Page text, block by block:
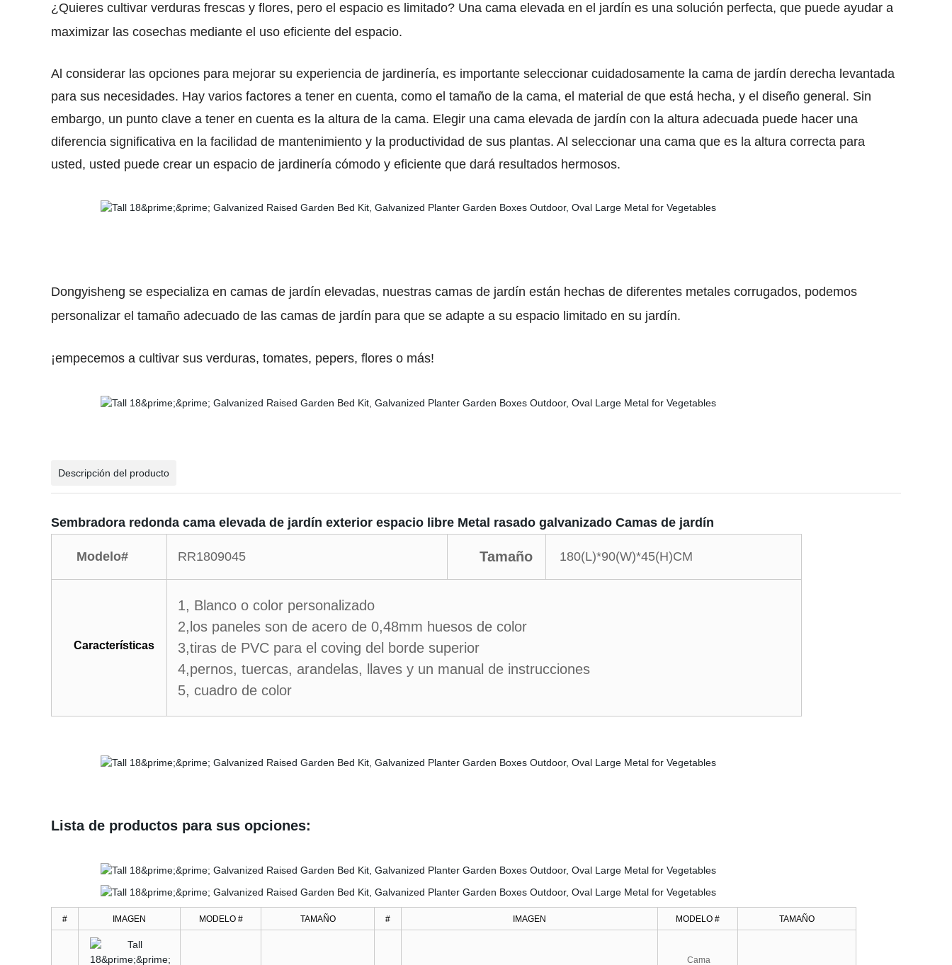
¿Quieres cultivar verduras frescas y flores, pero el espacio es limitado? Una cama elevada en el jardín es una solución perfecta, que puede ayudar a
maximizar las cosechas mediante el uso eficiente del espacio.
Al considerar las opciones para mejorar su experiencia de jardinería, es importante seleccionar cuidadosamente la cama de jardín derecha levantada
para sus necesidades. Hay varios factores a tener en cuenta, como el tamaño de la cama, el material de que está hecha, y el diseño general. Sin
embargo, un punto clave a tener en cuenta es la altura de la cama. Elegir una cama elevada de jardín con la altura adecuada puede hacer una
diferencia significativa en la facilidad de mantenimiento y la productividad de sus plantas. Al seleccionar una cama que es la altura correcta para
usted, usted puede crear un espacio de jardinería cómodo y eficiente que dará resultados hermosos.
Dongyisheng se especializa en camas de jardín elevadas, nuestras camas de jardín están hechas de diferentes metales corrugados, podemos
personalizar el tamaño adecuado de las camas de jardín para que se adapte a su espacio limitado en su jardín.
¡empecemos a cultivar sus verduras, tomates, pepers, flores o más!
Descripción del producto
Sembradora redonda cama elevada de jardín exterior espacio libre Metal rasado galvanizado Camas de jardín
Modelo# RR1809045 Tamaño 180(L)*90(W)*45(H)CM
Características
1, Blanco o color personalizado
2,los paneles son de acero de 0,48mm huesos de color
3,tiras de PVC para el coving del borde superior
4,pernos, tuercas, arandelas, llaves y un manual de instrucciones
5, cuadro de color
Lista de productos para sus opciones:
# IMAGEN MODELO # TAMAÑO # IMAGEN MODELO # TAMAÑO
Cama